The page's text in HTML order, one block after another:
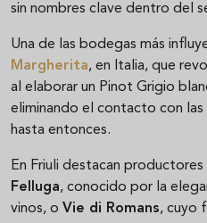
sin nombres clave dentro del
Una de las bodegas más
Margherita, en Italia, que
al elaborar un Pinot Grigio
eliminando el contacto con
hasta entonces.
En Friuli destacan
Felluga, conocido por la
vinos, o Vie di Romans, cuyo